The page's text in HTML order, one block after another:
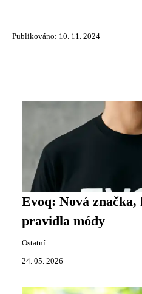
Publikováno: 10. 11. 2024
Evoq: Nová značka,
pravidla módy
Ostatní
24. 05. 2026